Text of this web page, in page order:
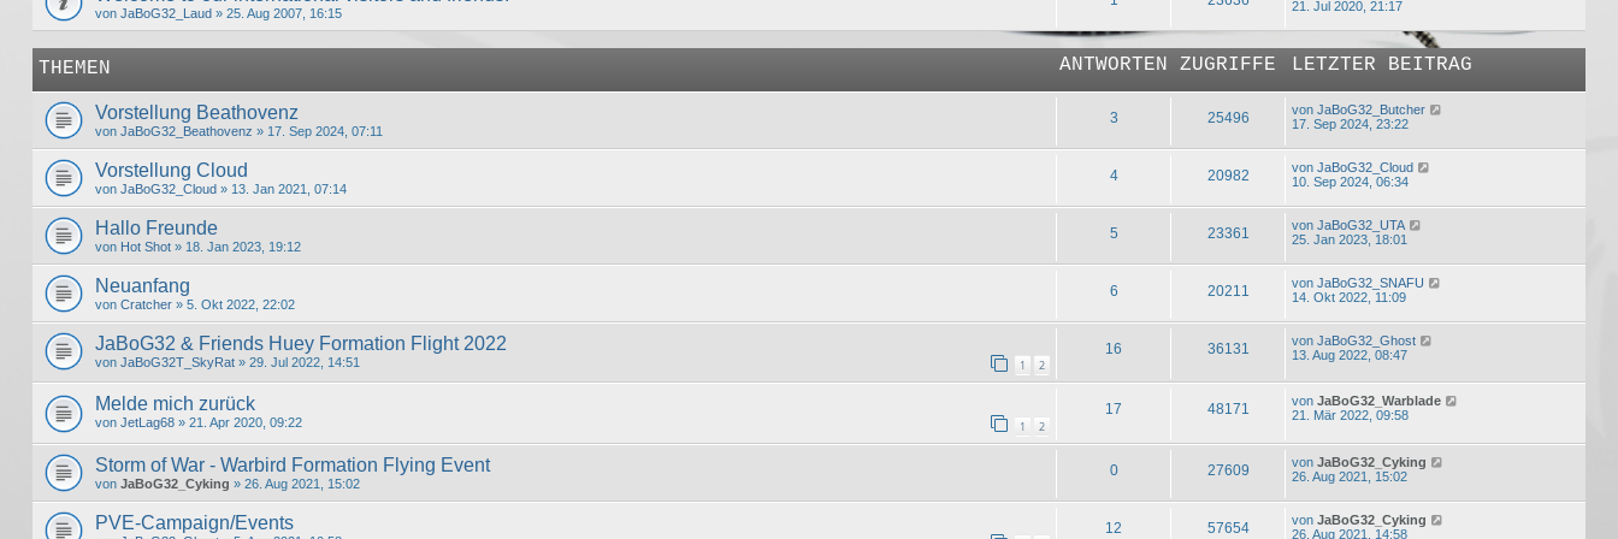
von JaBoG32_Laud » 25. Aug 2007, 16:15 21. Jul 2020, 21:17
THEMEN ANTWORTEN ZUGRIFFE LETZTER BEITRAG
Vorstellung Beathovenz
von JaBoG32_Beathovenz » 17. Sep 2024, 07:11
3 25496 von JaBoG32_Butcher
17. Sep 2024, 23:22
Vorstellung Cloud
von JaBoG32_Cloud » 13. Jan 2021, 07:14
4 20982 von JaBoG32_Cloud
10. Sep 2024, 06:34
Hallo Freunde
von Hot Shot » 18. Jan 2023, 19:12
5 23361 von JaBoG32_UTA
25. Jan 2023, 18:01
Neuanfang
von Cratcher » 5. Okt 2022, 22:02
6 20211 von JaBoG32_SNAFU
14. Okt 2022, 11:09
JaBoG32 & Friends Huey Formation Flight 2022
von JaBoG32T_SkyRat » 29. Jul 2022, 14:51 1 2
16 36131 von JaBoG32_Ghost
13. Aug 2022, 08:47
Melde mich zurück
von JetLag68 » 21. Apr 2020, 09:22 1 2
17 48171 von JaBoG32_Warblade
21. Mär 2022, 09:58
Storm of War - Warbird Formation Flying Event
von JaBoG32_Cyking » 26. Aug 2021, 15:02
0 27609 von JaBoG32_Cyking
26. Aug 2021, 15:02
PVE-Campaign/Events 12 57654 von JaBoG32_Cyking
26. Aug 2021, 14:58